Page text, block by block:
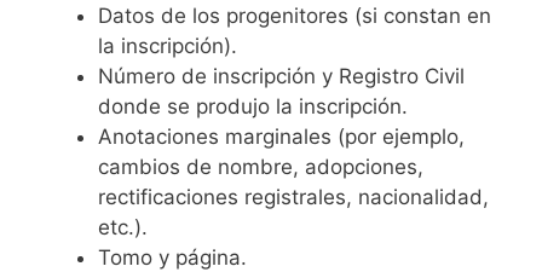
Datos de los progenitores (si constan en
la inscripción).
Número de inscripción y Registro Civil
donde se produjo la inscripción.
Anotaciones marginales (por ejemplo,
cambios de nombre, adopciones,
rectificaciones registrales, nacionalidad,
etc.).
Tomo y página.